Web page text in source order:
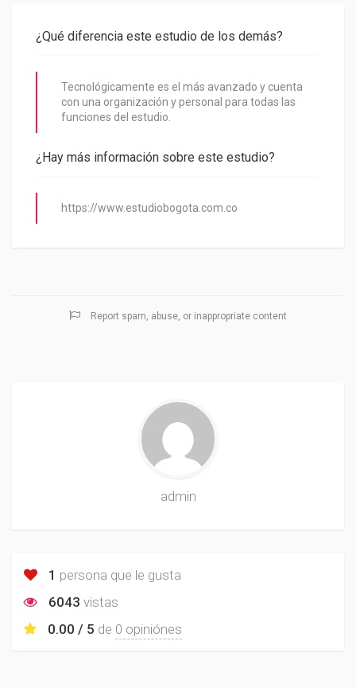
¿Qué diferencia este estudio de los demás?
Tecnológicamente es el más avanzado y cuenta
con una organización y personal para todas las
funciones del estudio.
¿Hay más información sobre este estudio?
https://www.estudiobogota.com.co
Report spam, abuse, or inappropriate content
admin
1 persona que le gusta
6043 vistas
0.00 / 5 de 0 opiniónes